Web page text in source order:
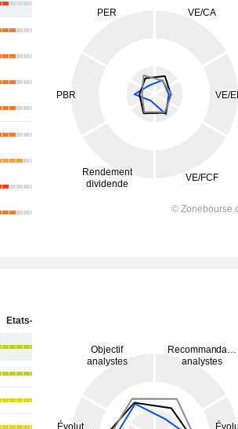
Etats-Unis